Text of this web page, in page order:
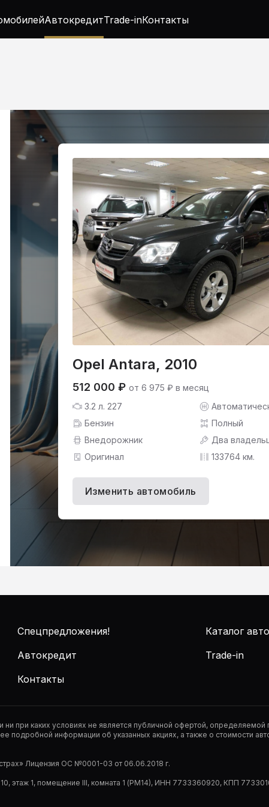
АвтокредитTrade-inКонтакты
Opel Antara, 2010
512 000 ₽ от 6 975 ₽ в месяц
3.2 л. 227
Бензин
Полный
Внедорожник
Два
Оригинал
133764 км.
Изменить автомобиль
Спецпредложения!
Каталог
Автокредит
Trade-in
Контакты
при каких условиях не является публичной офертой, определяемой
подробной информации об указанных акциях, а также о стоимости
Лицензия ОС №0001-03 от 06.06.2018 г.
этаж 1, помещение III, комната 1 (РМ14), ИНН 7733360920, КПП